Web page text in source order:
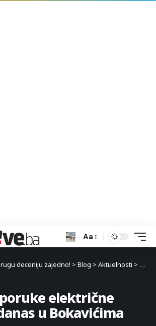
Aa
deceniju zajedno! > Blog > Aktuelnosti >
električne
u Bokavićima